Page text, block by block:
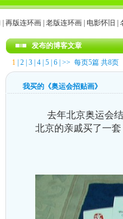
再版连环画| 老版连环画| 电影怀旧
发布的博客文章
1| 2| 3| 4| 5| 6| >> 每页5篇 共8页
我买的《奥运会招贴画》
去年北京奥运会结
北京的亲戚买了一